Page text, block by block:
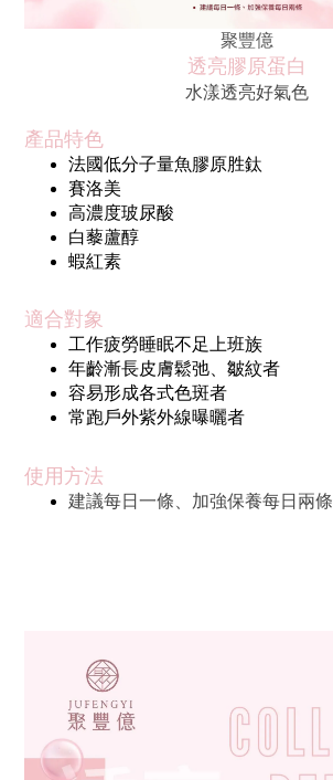
聚豐億
透亮膠原蛋白
水漾透亮好氣色
產品特色
法國低分子量魚膠原胜鈦
賽洛美
高濃度玻尿酸
白藜蘆醇
蝦紅素
適合對象
工作疲勞睡眠不足上班族
年齡漸長皮膚鬆弛、皺紋者
容易形成各式色斑者
常跑戶外紫外線曝曬者
使用方法
建議每日一條、加強保養每日兩條